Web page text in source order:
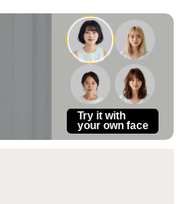
Try it with
your own face